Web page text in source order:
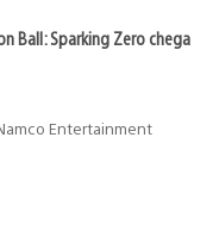
Ball: Sparking Zero chega
Entertainment